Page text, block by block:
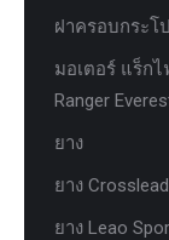
ฝาครอบกระโ
มอเตอร์ แร็กไ
Ranger
ยาง
ยาง
ยาง Leao